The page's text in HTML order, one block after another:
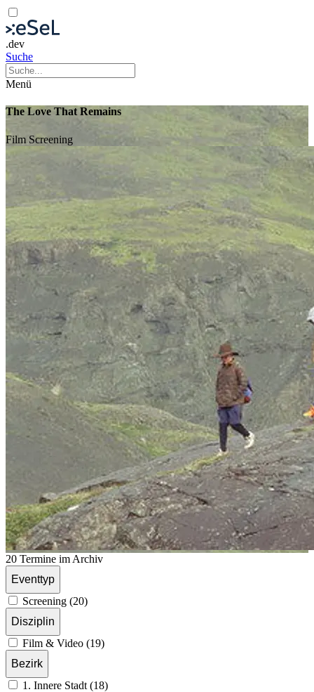
.dev
Suche
Menü
The Love That Remains
Film Screening
20 Termine im Archiv
Eventtyp
Screening (20)
Disziplin
Film & Video (19)
Bezirk
1. Innere Stadt (18)